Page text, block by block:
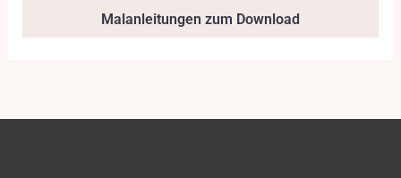
Malanleitungen zum Download